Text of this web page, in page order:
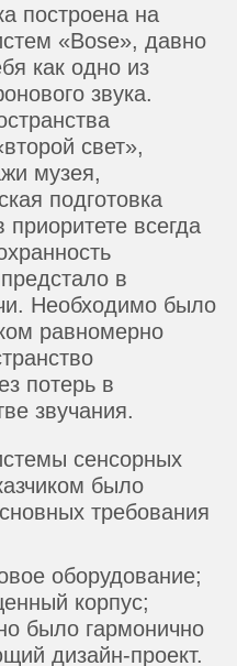
построена на
«Bose», давно
как одно из
звука.
свет»,
музея,
подготовка
приоритете всегда
в
Необходимо было
равномерно
потерь в
звучания.
сенсорных
было
требования
оборудование;
корпус;
было гармонично
дизайн-проект.